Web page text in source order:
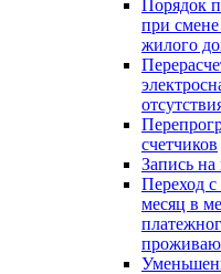
Порядок
при
жилого
счетчиков
Запись
Переход с
месяц в
проживаю